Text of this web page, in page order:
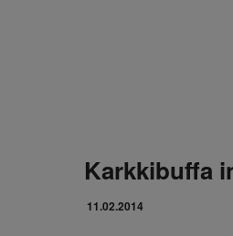
Karkkibuffa
11.02.2014